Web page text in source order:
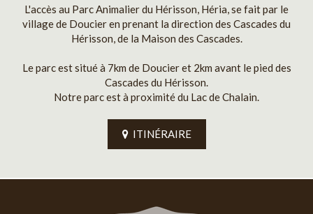
L'accès au Parc Animalier du Hérisson, Héria, se fait par le
village de Doucier en prenant la direction des Cascades du
Hérisson, de la Maison des Cascades.
Le parc est situé à 7km de Doucier et 2km avant le pied des
Cascades du Hérisson.
Notre parc est à proximité du Lac de Chalain.
ITINÉRAIRE